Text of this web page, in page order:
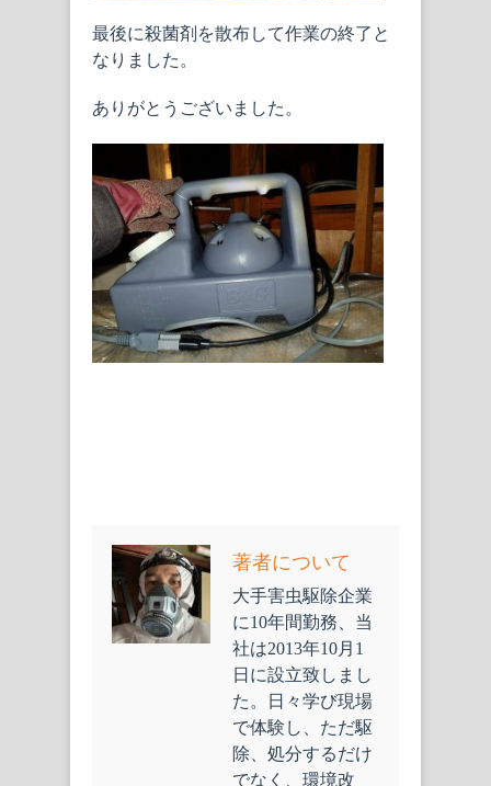
最後に殺菌剤を散布して作業の終了と
なりました。
ありがとうございました。
著者について
大手害虫駆除企業
に10年間勤務、当
社は2013年10月1
日に設立致しまし
た。日々学び現場
で体験し、ただ駆
除、処分するだけ
でなく、環境改